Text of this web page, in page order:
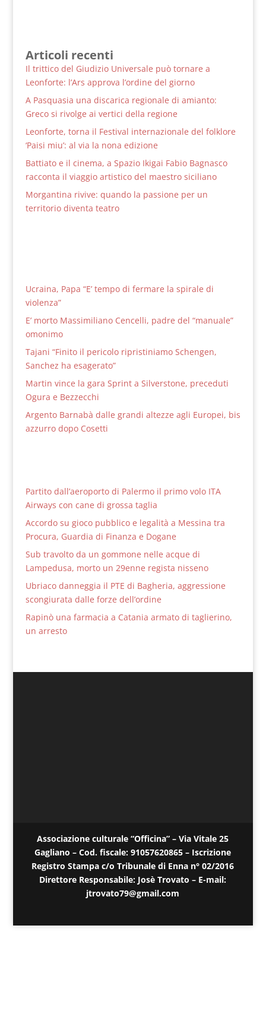
Articoli recenti
Il trittico del Giudizio Universale può tornare a
Leonforte: l’Ars approva l’ordine del giorno
A Pasquasia una discarica regionale di amianto:
Greco si rivolge ai vertici della regione
Leonforte, torna il Festival internazionale del folklore
‘Paisi miu’: al via la nona edizione
Battiato e il cinema, a Spazio Ikigai Fabio Bagnasco
racconta il viaggio artistico del maestro siciliano
Morgantina rivive: quando la passione per un
territorio diventa teatro
Ucraina, Papa “E’ tempo di fermare la spirale di
violenza”
E’ morto Massimiliano Cencelli, padre del “manuale”
omonimo
Tajani “Finito il pericolo ripristiniamo Schengen,
Sanchez ha esagerato”
Martin vince la gara Sprint a Silverstone, preceduti
Ogura e Bezzecchi
Argento Barnabà dalle grandi altezze agli Europei, bis
azzurro dopo Cosetti
Partito dall’aeroporto di Palermo il primo volo ITA
Airways con cane di grossa taglia
Accordo su gioco pubblico e legalità a Messina tra
Procura, Guardia di Finanza e Dogane
Sub travolto da un gommone nelle acque di
Lampedusa, morto un 29enne regista nisseno
Ubriaco danneggia il PTE di Bagheria, aggressione
scongiurata dalle forze dell’ordine
Rapinò una farmacia a Catania armato di taglierino,
un arresto
Associazione culturale “Officina” – Via Vitale 25
Gagliano – Cod. fiscale: 91057620865 – Iscrizione
Registro Stampa c/o Tribunale di Enna n° 02/2016
Direttore Responsabile: Josè Trovato – E-mail:
jtrovato79@gmail.com